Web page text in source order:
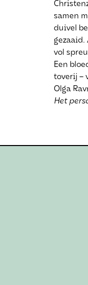
samen
duivel
gezaaid.
vol
Een
toverij –
Olga
Het